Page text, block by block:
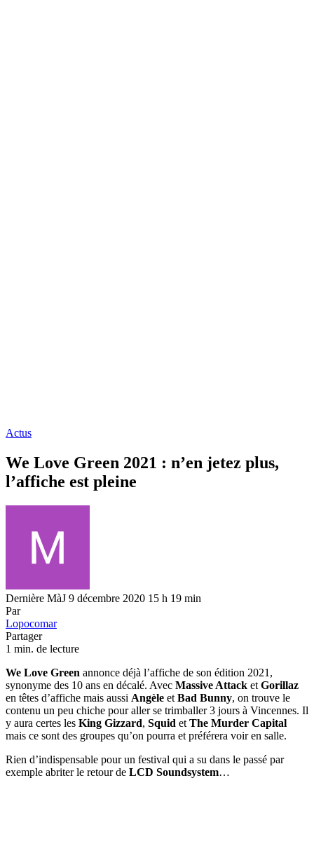
Actus
We Love Green 2021 : n’en jetez plus,
l’affiche est pleine
Dernière MàJ 9 décembre 2020 15 h 19 min
Par
Lopocomar
Partager
1 min. de lecture
We Love Green annonce déjà l’affiche de son édition 2021,
synonyme des 10 ans en décalé. Avec Massive Attack et Gorillaz
en têtes d’affiche mais aussi Angèle et Bad Bunny, on trouve le
contenu un peu chiche pour aller se trimballer 3 jours à Vincennes. Il
y aura certes les King Gizzard, Squid et The Murder Capital
mais ce sont des groupes qu’on pourra et préférera voir en salle.
Rien d’indispensable pour un festival qui a su dans le passé par
exemple abriter le retour de LCD Soundsystem…